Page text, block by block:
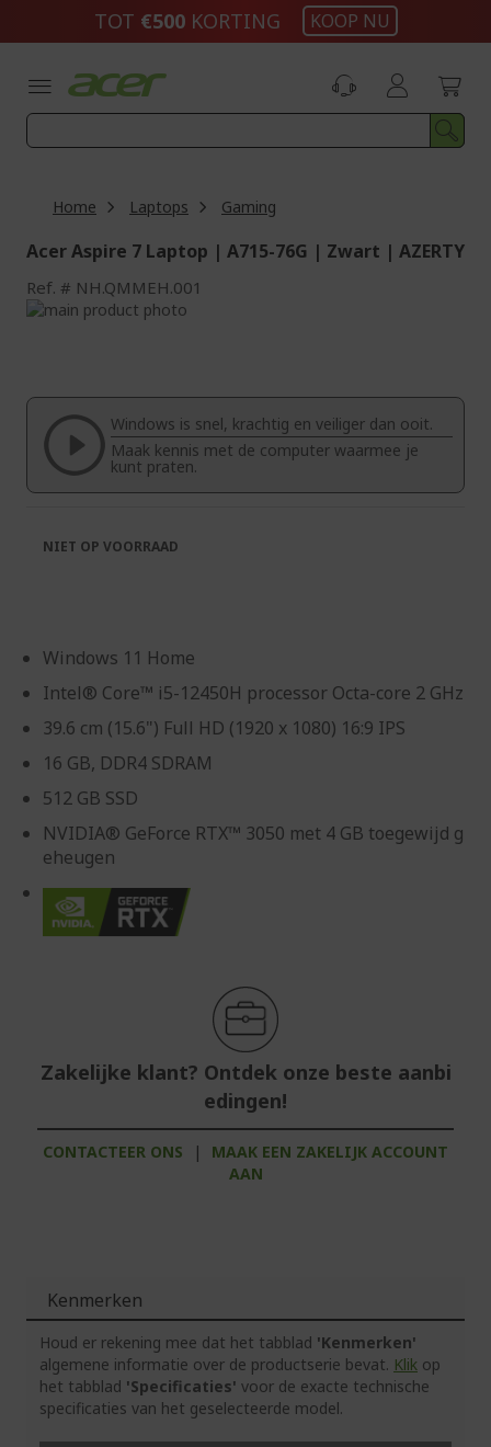
inhoud
TOT €500​KORTING KOOP NU
Home Laptops Gaming
Acer Aspire 7 Laptop | A715-76G | Zwart | AZERTY
Ref. NH.QMMEH.001
Ga
van
afbeeldingen-
gallerij
begin
afbeeldingen-
gallerij
Windows is snel, krachtig en veiliger dan ooit.
Maak kennis met de computer waarmee je
kunt praten.
Windows 11 Home
Intel® Core™ i5-12450H processor Octa-core 2 GHz
39.6 cm (15.6") Full HD (1920 x 1080) 16:9 IPS
16 GB, DDR4 SDRAM
512 GB SSD
NVIDIA® GeForce RTX™ 3050 met 4 GB toegewijd g
eheugen
Zakelijke klant? Ontdek onze beste aanbi
edingen!
CONTACTEER ONS |
MAAK EEN ZAKELIJK ACCOUNT
AAN
NIET OP VOORRAAD
Kenmerken
Houd er rekening mee dat het tabblad 'Kenmerken'
algemene informatie over de productserie bevat. Klik op
het tabblad 'Specificaties' voor de exacte technische
specificaties van het geselecteerde model.